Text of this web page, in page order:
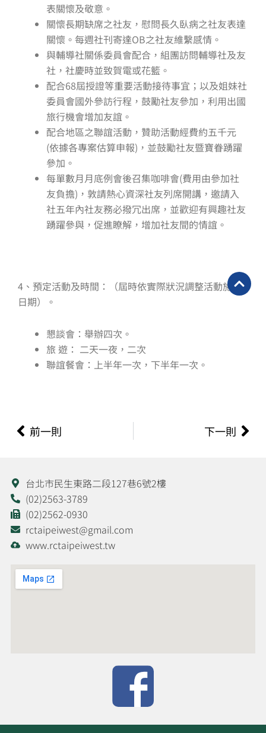
表關懷及敬意。
關懷長期缺席之社友，慰問長久臥病之社友表達
關懷。每週社刊寄達OB之社友維繫感情。
與輔導社關係委員會配合，組團訪問輔導社及友
社，社慶時並致賀電或花籃。
配合68屆授證等重要活動接待事宜；以及姐妹社
委員會國外參訪行程，鼓勵社友參加，利用出國
旅行機會增加友誼。
配合地區之聯誼活動，贊助活動經費約五千元
(依據各專案估算申報)，並鼓勵社友暨寶眷踴躍
參加。
每單數月月底例會後召集咖啡會(費用由參加社
友負擔)，敦請熱心資深社友列席開講，邀請入
社五年內社友務必撥冗出席，並歡迎有興趣社友
踴躍參與，促進瞭解，增加社友間的情誼。
4、預定活動及時間：（屆時依實際狀況調整活動施行
日期）。
懇談會：舉辦四次。
旅 遊： 二天一夜，二次
聯誼餐會：上半年一次，下半年一次。
上一頁
前一則 下一則 下
台北市民生東路二段127巷6號2樓
(02)2563-3789
(02)2562-0930
rctaipeiwest@gmail.com
www.rctaipeiwest.tw